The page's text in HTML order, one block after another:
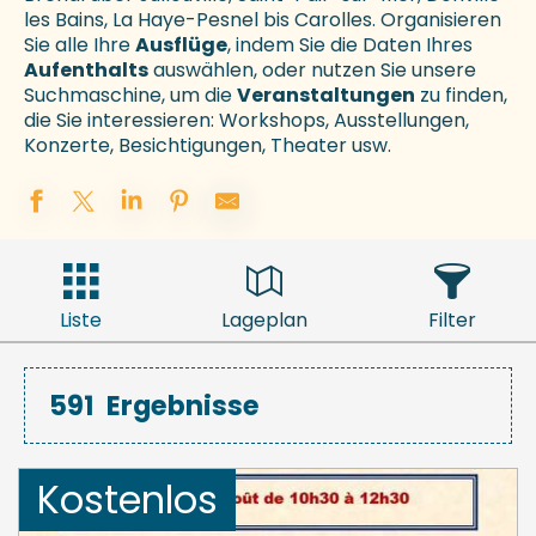
les Bains, La Haye-Pesnel bis Carolles. Organisieren
Sie alle IhreAusflüge, indem Sie die Daten Ihres
Aufenthaltsauswählen, oder nutzen Sie unsere
Suchmaschine, um dieVeranstaltungen zu finden,
die Sie interessieren: Workshops, Ausstellungen,
Konzerte, Besichtigungen, Theater usw.
Liste Lageplan Filter
591 Ergebnisse
Kostenlos